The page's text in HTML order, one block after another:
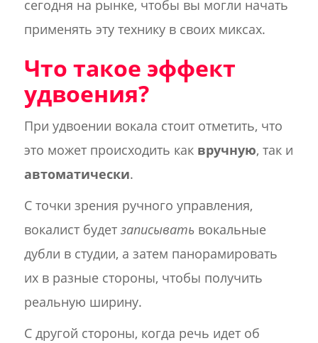
сегодня на рынке, чтобы вы могли начать
применять эту технику в своих миксах.
Что такое эффект
удвоения?
При удвоении вокала стоит отметить, что
это может происходить как вручную, так и
автоматически.
С точки зрения ручного управления,
вокалист будет записыватьвокальные
дубли в студии, а затем панорамировать
их в разные стороны, чтобы получить
реальную ширину.
С другой стороны, когда речь идет об